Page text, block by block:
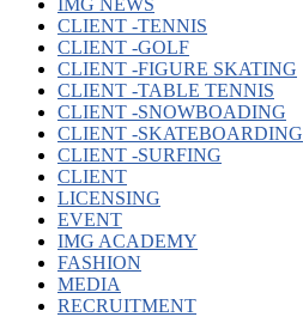
CLIENT -TENNIS
CLIENT -GOLF
CLIENT -FIGURE SKATING
CLIENT -TABLE TENNIS
CLIENT -SNOWBOADING
CLIENT -SKATEBOARDING
CLIENT -SURFING
CLIENT
LICENSING
EVENT
IMG ACADEMY
FASHION
MEDIA
RECRUITMENT